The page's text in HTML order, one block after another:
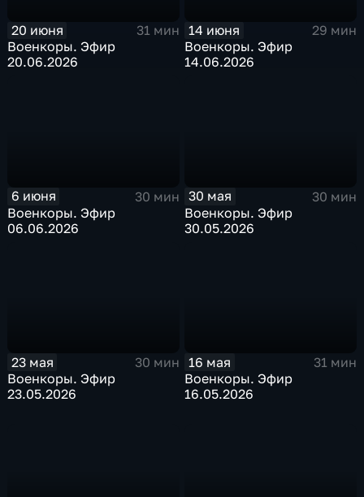
20 июня
31 мин
Военкоры. Эфир
20.06.2026
14 июня
29 мин
Военкоры. Эфир
14.06.2026
6 июня
30 мин
Военкоры. Эфир
06.06.2026
30 мая
30 мин
Военкоры. Эфир
30.05.2026
23 мая
30 мин
Военкоры. Эфир
23.05.2026
16 мая
31 мин
Военкоры. Эфир
16.05.2026